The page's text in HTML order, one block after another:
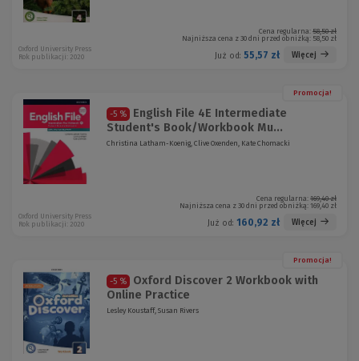
Cena regularna: 58,50 zł
Najniższa cena z 30 dni przed obniżką: 58,50 zł
Już od: 55,57 zł Więcej
Oxford University Press
Rok publikacji: 2020
Promocja!
-5 %
English File 4E Intermediate
Student's Book/Workbook Mu...
Christina Latham-Koenig, Clive Oxenden, Kate Chomacki
Cena regularna: 169,40 zł
Najniższa cena z 30 dni przed obniżką: 169,40 zł
Już od: 160,92 zł Więcej
Oxford University Press
Rok publikacji: 2020
Promocja!
-5 %
Oxford Discover 2 Workbook with
Online Practice
Lesley Koustaff, Susan Rivers